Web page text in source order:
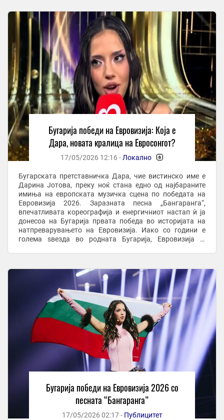
Бугарија победи на Евровизија: Која е
Дара, новата кралица на Евросонгот?
17/05/2026 12:16 -Локално -
Бугарската претставничка Дара, чие вистинско име е
Дарина Јотова, преку ноќ стана едно од најбараните
имиња на европската музичка сцена по победата на
Евровизија 2026. Заразната песна „Бангаранга“,
впечатливата кореографија и енергичниот настап ѝ ја
донесоа на Бугарија првата победа во историјата на
натпреварувањето на Евровизија. Иако со години е
голема ѕвезда во родната Бугарија, Евровизија ја
Бугарија победи на Евровизија 2026 со
песната “Бангаранга”
17/05/2026 02:17 - Публицитет